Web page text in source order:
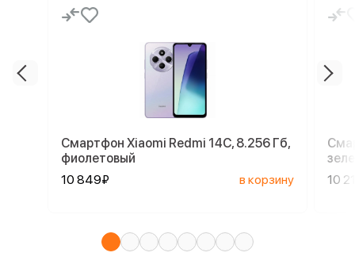
Смартфон Xiaomi Redmi 14C, 8.256 Гб,
фиолетовый
10 849₽
в корзину
10